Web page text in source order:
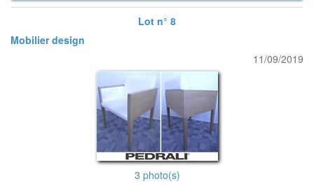
Lot n° 8
Mobilier design
11/09/2019
3 photo(s)